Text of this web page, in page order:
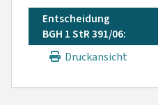
Entscheidung
BGH 1 StR 391/06:
Druckansicht